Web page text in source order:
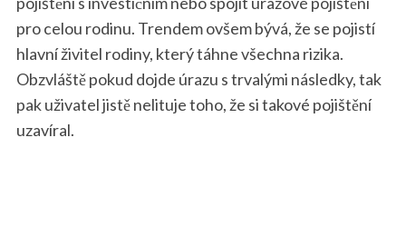
pro celou rodinu. Trendem ovšem bývá, že se pojistí
hlavní živitel rodiny, který táhne všechna rizika.
Obzvláště pokud dojde úrazu s trvalými následky, tak
pak uživatel jistě nelituje toho, že si takové pojištění
uzavíral.